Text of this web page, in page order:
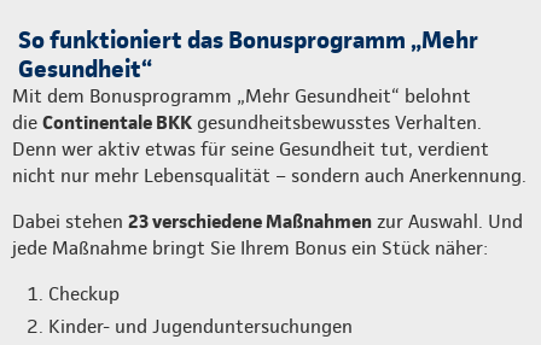
So funktioniert das Bonusprogramm „Mehr
Gesundheit“
Mit dem Bonusprogramm „Mehr Gesundheit“ belohnt
die Continentale BKK gesundheitsbewusstes Verhalten.
Denn wer aktiv etwas für seine Gesundheit tut, verdient
nicht nur mehr Lebensqualität – sondern auch Anerkennung.
Dabei stehen 23 verschiedene Maßnahmen zur Auswahl. Und
jede Maßnahme bringt Sie Ihrem Bonus ein Stück näher:
Checkup
Kinder- und Jugenduntersuchungen